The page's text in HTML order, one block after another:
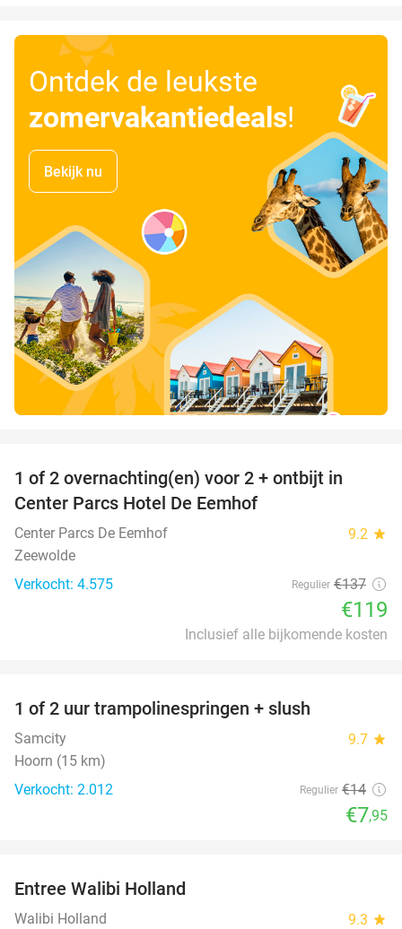
Ontdek de leukste
zomervakantiedeals!
Bekijk nu
1 of 2 overnachting(en) voor 2 + ontbijt in
Center Parcs Hotel De Eemhof
Center Parcs De Eemhof 9.2 star
Zeewolde
Verkocht: 4.575
Regulier €137
€119
Inclusief alle bijkomende kosten
1 of 2 uur trampolinespringen + slush
Samcity 9.7 star
Hoorn (15 km)
Verkocht: 2.012
Regulier €14
€7,95
Entree Walibi Holland
Walibi Holland 9.3 star